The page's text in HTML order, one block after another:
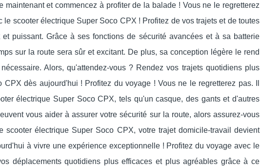
et commencez à profiter de la balade ! Vous ne le regretterez
scooter électrique Super Soco CPX ! Profitez de vos trajets et de toutes
puissant. Grâce à ses fonctions de sécurité avancées et à sa batterie
sur la route sera sûr et excitant. De plus, sa conception légère le rend
Alors, qu'attendez-vous ? Rendez vos trajets quotidiens plus
dès aujourd'hui ! Profitez du voyage ! Vous ne le regretterez pas. Il
électrique Super Soco CPX, tels qu'un casque, des gants et d'autres
vous aider à assurer votre sécurité sur la route, alors assurez-vous
électrique Super Soco CPX, votre trajet domicile-travail devient
à vivre une expérience exceptionnelle ! Profitez du voyage avec le
déplacements quotidiens plus efficaces et plus agréables grâce à ce